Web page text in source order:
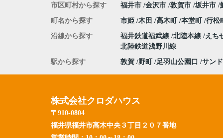
市区町村から探す 福井市 金沢市 敦賀市 坂井市
町名から探す 市姫 木田 高木町 本堂町 行松
沿線から探す 福井鉄道福武線 北陸本線
えち
北陸鉄道浅野川線
駅から探す 敦賀 野町 足羽山公園口 サン
株式会社クロダハウス
〒910-0804
福井県福井市高木中央３丁目２０７番地